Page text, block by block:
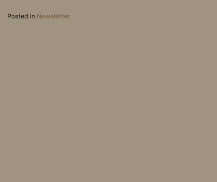
Posted in Newsletter